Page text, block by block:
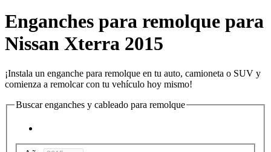
Enganches para remolque para
Nissan Xterra 2015
¡Instala un enganche para remolque en tu auto, camioneta o SUV y
comienza a remolcar con tu vehículo hoy mismo!
Buscar enganches y cableado para remolque